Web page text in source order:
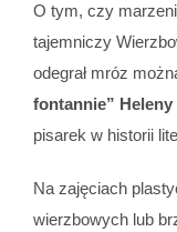
O tym, czy
tajemniczy
odegrał mróz
fontannie”
pisarek w historii
Na zajęciach
wierzbowych lub